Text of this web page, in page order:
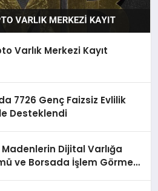
Varlık Merkezi Kayıt
7726 Genç Faizsiz Evlilik
Desteklendi
Madenlerin Dijital Varlığa
ve Borsada İşlem Görmesi